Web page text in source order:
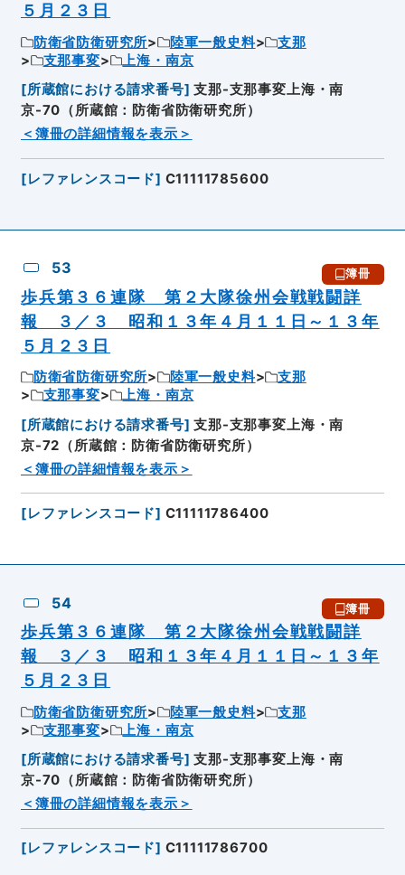
５月２３日
防衛省防衛研究所 陸軍一般史料
支那
支那事変
上海・南京
[所蔵館における請求番号] 支那-支那事変上海・南
京-70（所蔵館：防衛省防衛研究所）
＜簿冊の詳細情報を表示＞
[レファレンスコード] C11111785600
53 簿冊
歩兵第３６連隊 第２大隊徐州会戦戦闘詳
報 ３／３ 昭和１３年４月１１日～１３年
５月２３日
防衛省防衛研究所 陸軍一般史料
支那
支那事変
上海・南京
[所蔵館における請求番号] 支那-支那事変上海・南
京-72（所蔵館：防衛省防衛研究所）
＜簿冊の詳細情報を表示＞
[レファレンスコード] C11111786400
54 簿冊
歩兵第３６連隊 第２大隊徐州会戦戦闘詳
報 ３／３ 昭和１３年４月１１日～１３年
５月２３日
防衛省防衛研究所 陸軍一般史料
支那
支那事変
上海・南京
[所蔵館における請求番号] 支那-支那事変上海・南
京-70（所蔵館：防衛省防衛研究所）
＜簿冊の詳細情報を表示＞
[レファレンスコード] C11111786700